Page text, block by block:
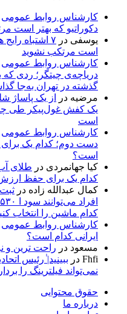
کارشناس روابط عمومی
دکوراتیو که بهتر است
یوسفی در
۷ اشتباه
است مرتکب نشوید
کارشناس روابط عمومی
دریاچه‌ی چیتگر؛ ردی
گذشته در تهران به‌جا
مرضیه در
از یک پاساژ
یک کفش غول‌پیکر طی
است
کارشناس روابط عمومی
دست دوم؛ کدام یک
است؟
کیا جهانمردی در طلای
کدام یک برای حفظ
کمال عبدالله زاده در
کدام ماشین را انتخاب
کارشناس روابط عمومی
ایرانی کدام است؟
مسعود در راحت ترین و
Fhfi در ببینید| ٰرئیس
نمی‌تواند فیلترینگ را
حقوق محتوایی
درباره ما